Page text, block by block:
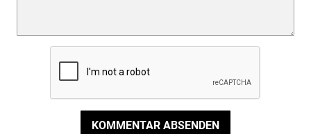
KOMMENTAR ABSENDEN